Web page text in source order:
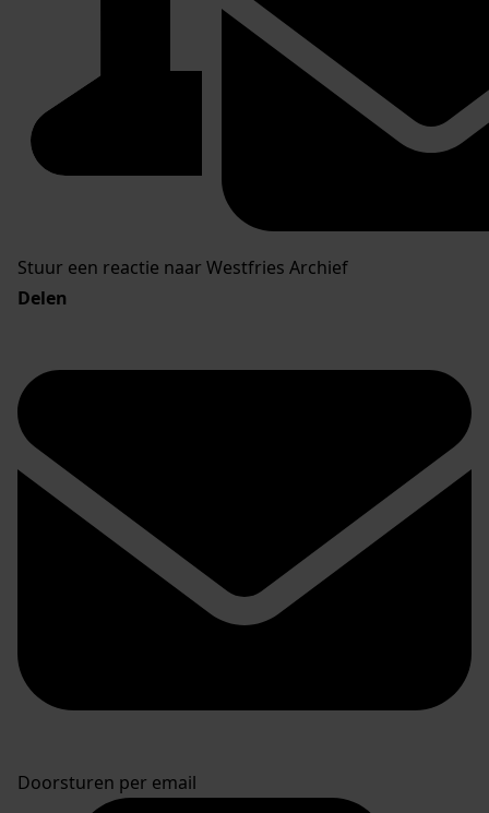
Stuur een reactie naar Westfries Archief
Delen
Doorsturen per email